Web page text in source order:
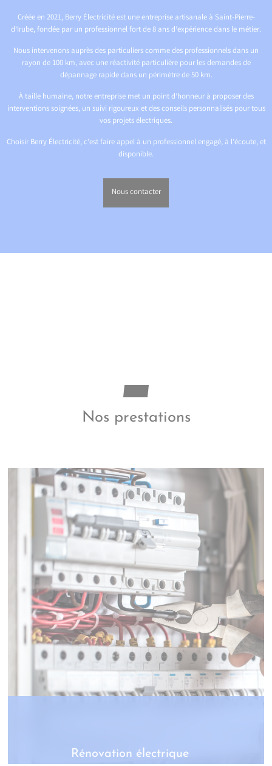
Créée en 2021, Berry Électricité est une entreprise artisanale à Saint-Pierre-
d’Irube, fondée par un professionnel fort de 8 ans d’expérience dans le métier.
Nous intervenons auprès des particuliers comme des professionnels dans un
rayon de 100 km, avec une réactivité particulière pour les demandes de
dépannage rapide dans un périmètre de 50 km.
À taille humaine, notre entreprise met un point d’honneur à proposer des
interventions soignées, un suivi rigoureux et des conseils personnalisés pour tous
vos projets électriques.
Choisir Berry Électricité, c’est faire appel à un professionnel engagé, à l’écoute, et
disponible.
Nous contacter
Nos prestations
Rénovation électrique